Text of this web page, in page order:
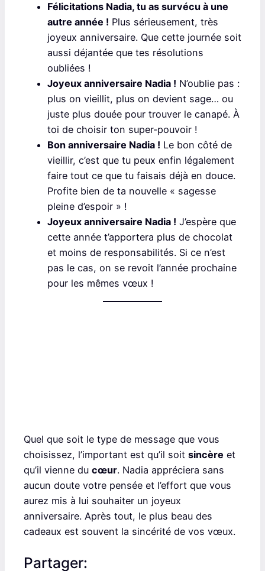
Félicitations Nadia, tu as survécu à une
autre année ! Plus sérieusement, très
joyeux anniversaire. Que cette journée soit
aussi déjantée que tes résolutions
oubliées !
Joyeux anniversaire Nadia ! N’oublie pas :
plus on vieillit, plus on devient sage… ou
juste plus douée pour trouver le canapé. À
toi de choisir ton super-pouvoir !
Bon anniversaire Nadia ! Le bon côté de
vieillir, c’est que tu peux enfin légalement
faire tout ce que tu faisais déjà en douce.
Profite bien de ta nouvelle « sagesse
pleine d’espoir » !
Joyeux anniversaire Nadia ! J’espère que
cette année t’apportera plus de chocolat
et moins de responsabilités. Si ce n’est
pas le cas, on se revoit l’année prochaine
pour les mêmes vœux !
Quel que soit le type de message que vous
choisissez, l’important est qu’il soit sincère et
qu’il vienne du cœur. Nadia appréciera sans
aucun doute votre pensée et l’effort que vous
aurez mis à lui souhaiter un joyeux
anniversaire. Après tout, le plus beau des
cadeaux est souvent la sincérité de vos vœux.
Partager: